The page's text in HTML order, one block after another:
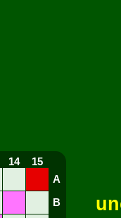
14
15
A
B